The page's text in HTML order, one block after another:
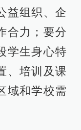
益组织、企
合力；要分
学生身心特
、培训及课
域和学校需